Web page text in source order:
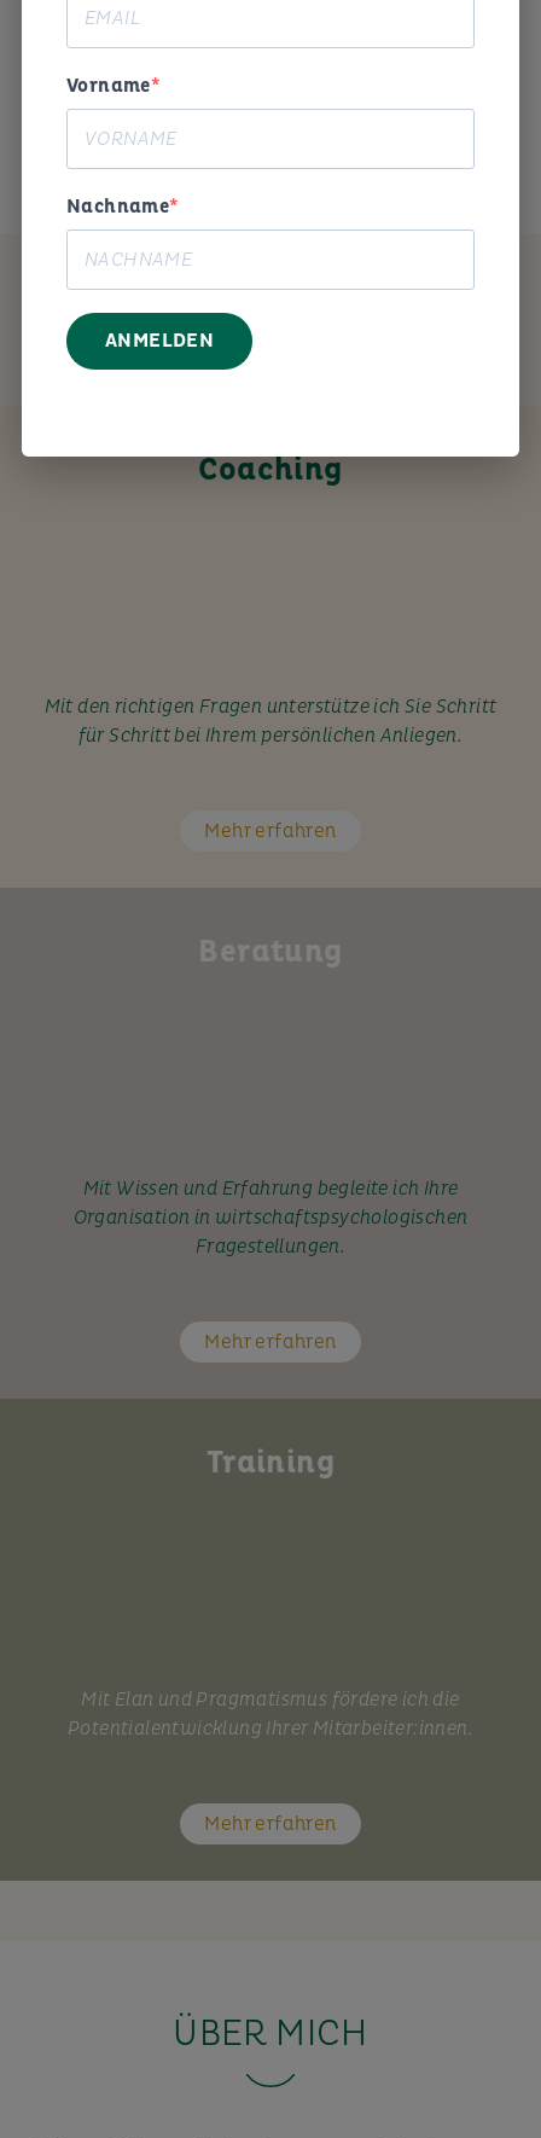
Begeisterung und Humor die
Das ist mein Anliegen.
MEIN ANGEBOT
Coaching
Mit den richtigen Fragen unterstütze ich Sie Schritt
für Schritt bei Ihrem persönlichen Anliegen.
Mehr erfahren
Beratung
Mit Wissen und Erfahrung begleite ich Ihre
Organisation in wirtschaftspsychologischen
Fragestellungen.
Mehr erfahren
Training
Mit Elan und Pragmatismus fördere ich die
Potentialentwicklung Ihrer Mitarbeiter:innen.
Mehr erfahren
ÜBER MICH
Vorname
Nachname
ANMELDEN